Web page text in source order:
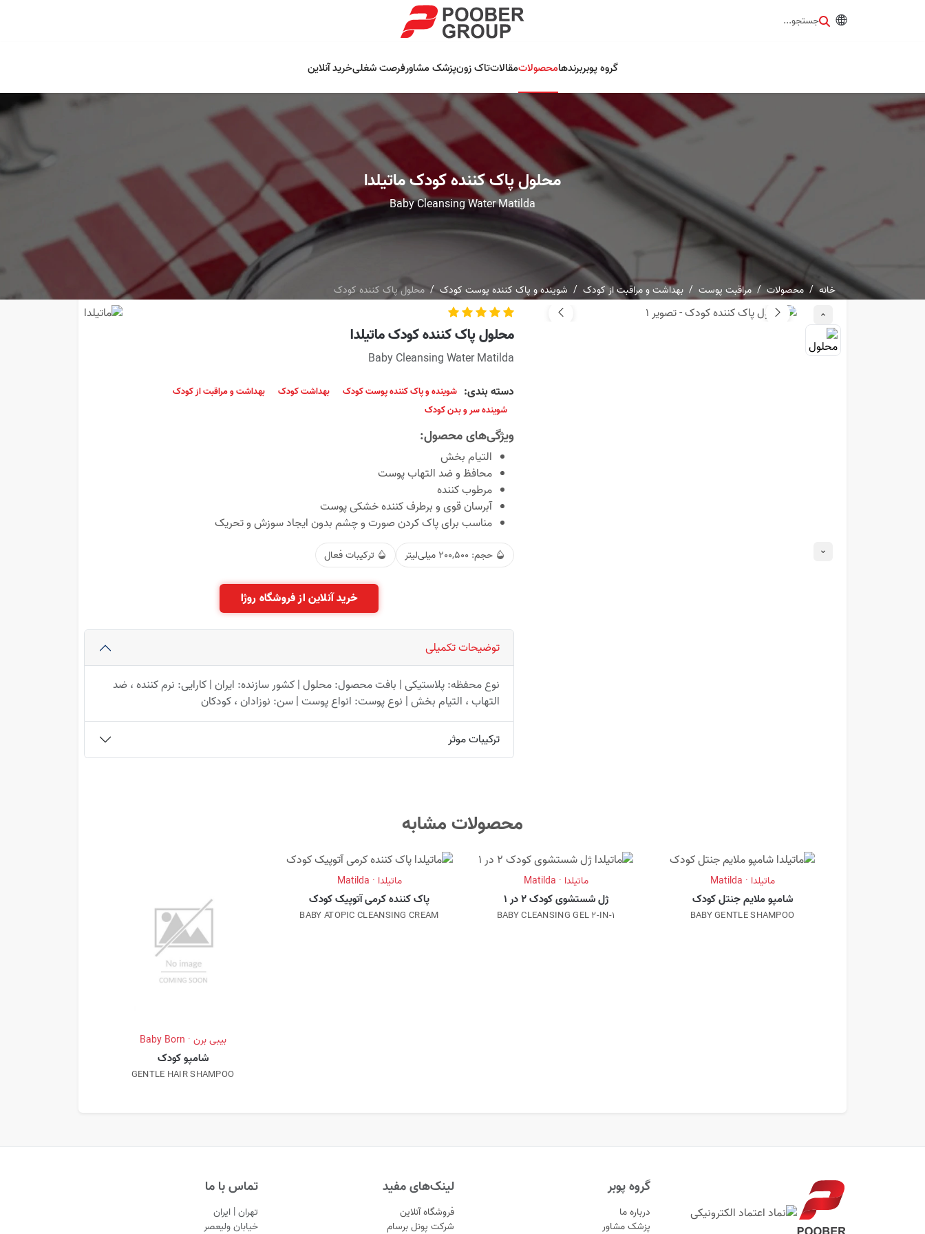
جستجو...
گروه پوبربرندهامحصولاتمقالاتتاک زونپزشک مشاورفرصت شغلیخرید آنلاین
محلول پاک کننده کودک ماتیلدا
Baby Cleansing Water Matilda
خانه محصولات مراقبت پوست بهداشت و مراقبت از کودک شوینده و پاک کننده پوست کودک محلول پاک کننده کودک
محلول پاک کننده کودک ماتیلدا
Baby Cleansing Water Matilda
دسته بندی: شوینده و پاک کننده پوست کودک بهداشت کودک
بهداشت و مراقبت از کودک
شوینده سر و بدن کودک
ویژگی‌های محصول:
التیام بخش
محافظ و ضد التهاب پوست
مرطوب کننده
آبرسان قوی و برطرف کننده خشکی پوست
مناسب برای پاک کردن صورت و چشم بدون ایجاد سوزش و تحریک
حجم: 200,500 میلی‌لیتر ترکیبات فعال
خرید آنلاین از فروشگاه روژا
توضیحات تکمیلی
نوع محفظه: پلاستیکی | بافت محصول: محلول | کشور سازنده: ایران | کارایی: نرم کننده ، ضد
التهاب ، التیام بخش | نوع پوست: انواع پوست | سن: نوزادان ، کودکان
ترکیبات موثر
محصولات مشابه
ماتیلدا · Matilda
شامپو ملایم جنتل کودک
BABY GENTLE SHAMPOO
ماتیلدا · Matilda
ژل شستشوی کودک 2 در 1
BABY CLEANSING GEL 2-IN-1
ماتیلدا · Matilda
پاک کننده کرمی آتوپیک کودک
BABY ATOPIC CLEANSING CREAM
بیبی برن · Baby Born
شامپو کودک
GENTLE HAIR SHAMPOO
گروه پوبر
درباره ما
پزشک مشاور
لینک‌های مفید
فروشگاه آنلاین
شرکت پونل برسام
تماس با ما
تهران | ایران
خیابان ولیعصر